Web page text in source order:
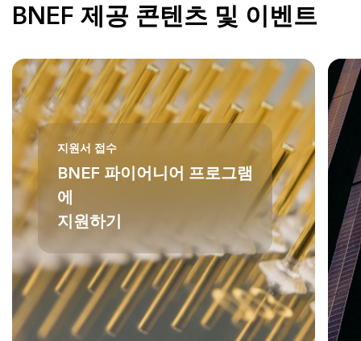
BNEF 제공 콘텐츠 및 이벤트
지원서 접수
BNEF 파이어니어 프로그램
에
지원하기